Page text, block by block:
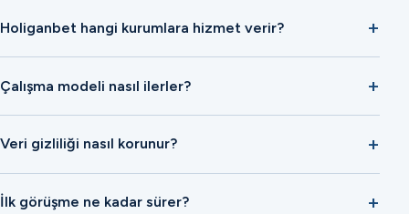
Holiganbet hangi kurumlara hizmet verir?
Çalışma modeli nasıl ilerler?
Veri gizliliği nasıl korunur?
İlk görüşme ne kadar sürer?